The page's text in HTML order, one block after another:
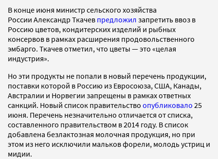
В конце июня министр сельского хозяйства
России Александр Ткачев предложил запретить ввоз в
Россию цветов, кондитерских изделий и рыбных
консервов в рамках расширения продовольственного
эмбарго. Ткачев отметил, что цветы — это «целая
индустрия».
Но эти продукты не попали в новый перечень продукции,
поставки которой в Россию из Евросоюза, США, Канады,
Австралии и Норвегии запрещены в рамках ответных
санкций. Новый список правительство опубликовало 25
июня. Перечень незначительно отличается от списка,
составленного правительством в 2014 году. В список
добавлена безлактозная молочная продукция, но при
этом из него исключили мальков форели, молодь устриц и
мидии.